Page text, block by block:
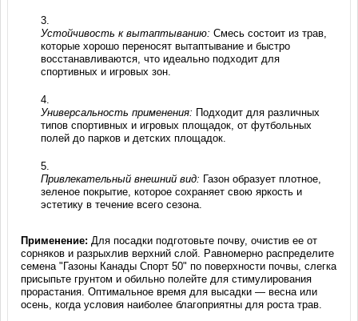
Устойчивость к вытаптыванию: Смесь состоит из трав,
которые хорошо переносят вытаптывание и быстро
восстанавливаются, что идеально подходит для
спортивных и игровых зон.
Универсальность применения: Подходит для различных
типов спортивных и игровых площадок, от футбольных
полей до парков и детских площадок.
Привлекательный внешний вид: Газон образует плотное,
зеленое покрытие, которое сохраняет свою яркость и
эстетику в течение всего сезона.
Применение: Для посадки подготовьте почву, очистив ее от
сорняков и разрыхлив верхний слой. Равномерно распределите
семена "Газоны Канады Спорт 50" по поверхности почвы, слегка
присыпьте грунтом и обильно полейте для стимулирования
прорастания. Оптимальное время для высадки — весна или
осень, когда условия наиболее благоприятны для роста трав.